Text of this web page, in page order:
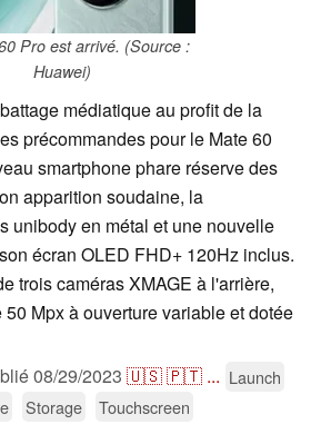
Pro est arrivé. (Source :
Huawei)
médiatique au profit de la
précommandes pour le Mate 60
smartphone phare réserve des
apparition soudaine, la
unibody en métal et une nouvelle
écran OLED FHD+ 120Hz inclus.
trois caméras XMAGE à l'arrière,
Mpx à ouverture variable et dotée
08/29/2023 🇺🇸🇵🇹 ... Launch
Storage Touchscreen